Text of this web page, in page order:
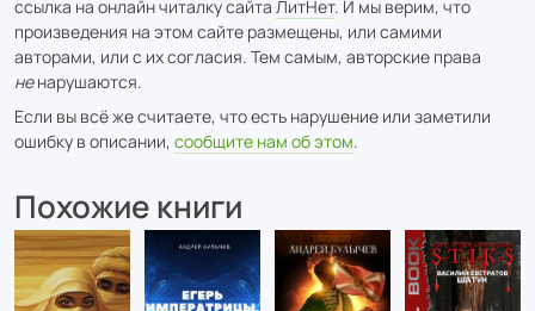
ссылка на онлайн читалку сайта ЛитНет. И мы верим, что
произведения на этом сайте размещены, или самими
авторами, или с их согласия. Тем самым, авторские права
ненарушаются.
Если вы всё же считаете, что есть нарушение или заметили
ошибку в описании, сообщите нам об этом.
Похожие книги